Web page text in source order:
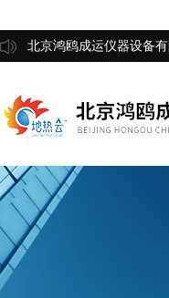
北京鸿鸥成运仪器设备有